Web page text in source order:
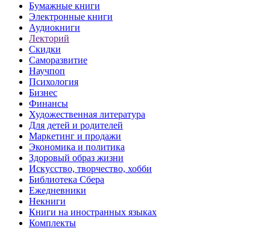
Бумажные книги
Электронные книги
Аудиокниги
Лекторий
Скидки
Саморазвитие
Научпоп
Психология
Бизнес
Финансы
Художественная литература
Для детей и родителей
Маркетинг и продажи
Экономика и политика
Здоровый образ жизни
Искусство, творчество, хобби
Библиотека Сбера
Ежедневники
Некниги
Книги на иностранных языках
Комплекты